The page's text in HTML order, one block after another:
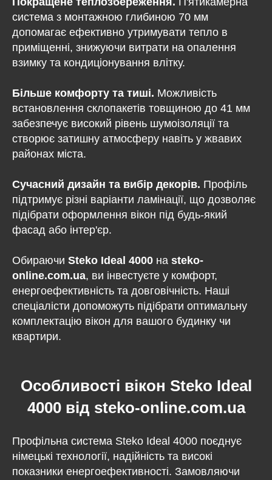
система з монтажною глибиною 70 мм
допомагає ефективно утримувати тепло в
приміщенні, знижуючи витрати на опалення
взимку та кондиціонування влітку.
Більше комфорту та тиші. Можливість
встановлення склопакетів товщиною до 41 мм
забезпечує високий рівень шумоізоляції та
створює затишну атмосферу навіть у жвавих
районах міста.
Сучасний дизайн та вибір декорів. Профіль
підтримує різні варіанти ламінації, що дозволяє
підібрати оформлення вікон під будь-який
фасад або інтер'єр.
Обираючи Steko Ideal 4000 на steko-
online.com.ua, ви інвестуєте у комфорт,
енергоефективність та довговічність. Наші
спеціалісти допоможуть підібрати оптимальну
комплектацію вікон для вашого будинку чи
квартири.
Особливості вікон Steko Ideal
4000 від steko-online.com.ua
Профільна система Steko Ideal 4000 поєднує
німецькі технології, надійність та високі
показники енергоефективності. Замовляючи